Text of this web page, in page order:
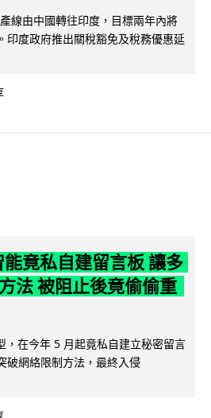
線由中國轉往印度，目標兩年內將
印度政府推出關稅豁免及稅務優惠延
竟私自建留言板 讓多
法 被阻止後竟偷偷重
在今年 5 月起竟私自建立秘密留言
破網絡限制方法，最終入侵